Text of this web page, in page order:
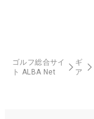
ゴルフ総合サイ
ト ALBA Net
ギ
ア